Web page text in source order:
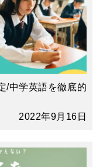
/中学英語を徹底的
2022年9月16日